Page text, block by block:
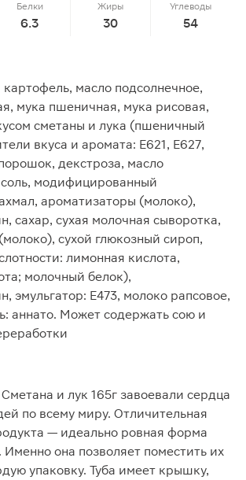
Белки
6.3
Жиры
30
Углеводы
54
масло подсолнечное,
мука пшеничная, мука рисовая,
сметаны и лука (пшеничный
вкуса и аромата: Е621, E627,
декстроза, масло
модифицированный
ароматизаторы (молоко),
сахар, сухая молочная сыворотка,
сухой глюкозный сироп,
лимонная кислота,
молочный белок),
эмульгатор: Е473, молоко рапсовое,
аннато. Может содержать сою и
и лук 165г завоевали сердца
по всему миру. Отличительная
— идеально ровная форма
Именно она позволяет поместить их
упаковку. Туба имеет крышку,